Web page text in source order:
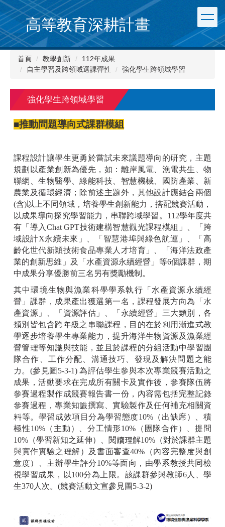
跳
到
主
要
內
高等教育深耕計畫
首頁 教學創新
112年成果
自主學習及跨領域選課彈性
強化學生跨領域學習
強化學生跨領域學習
■推動問題導向式課群模組
課程設計讓學生更勇於嘗試未來議題導向的研究，主題
規劃以產業創新為優先，如：離岸風電、漁電共生、物
聯網、生物醫學、綠能科技、智慧機械、國防產業、新
農業及循環經濟；除前述主題外，其他設計應結合兩個
(含)以上不同領域，培養學生創新能力，搭配競賽活動，
以成果導向探究學習能力，串聯跨域學習。112學年度共
有「導入Chat GPT技術建構智慧觀光課程模組」、「跨
域設計X永續未來」、「智慧港埠與綠色航運」、「高
齡化世代新穎技術食品專業人才培育」、「海洋法政產
業的創新思維」及「水產資源永續經營」等6個課群，期
中成果分享優勝前三名另有獎勵機制。
其中環境生物與漁業科學學系執行「水產資源永續經
營」課群，成果產出獲選第一名，課程發展方向為「水
產資源」、「資源評估」、「永續經營」三大類別，各
類別皆包含跨年級之串聯課程，目的在於利用漸進式教
學逐步培養學生專業能力，提升海洋生物資源及漁業經
營管理等知識與技能，並且於課程的分組活動中學習團
隊合作、工作分配、溝通技巧、發現及解決問題之能
力。(參見圖5-3-1) 為評估學生參與本次專業競賽活動之
成果，活動要求在完成所有關卡及實作後，參賽隊伍將
參賽過程製作成競賽報告書一份，內容需包括完整記錄
參賽過程，專業知識撰寫、實驗製作及任何補充相關資
料等。學習成效項目分為學習態度10%（出缺席）、積
極性10%（主動）、分工情形10%（團隊合作）、提問
10%（學習新知之延伸）、閱讀理解10%（對於課群主題
與實作實驗之理解）及書面審查40%（內容完整度與創
意度）、主辦學生評分10%等面向，由學系教授共同檢
視學習成果，以100分為上限。該課群參與教師6人、學
生370人次。(競賽活動文宣參見圖5-3-2)